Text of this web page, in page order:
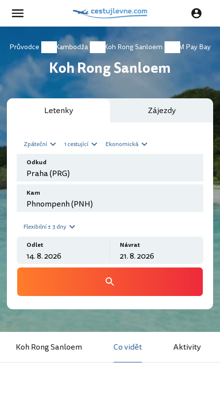
Průvodce Kambodža Koh Rong Sanloem M Pay Bay
Koh Rong Sanloem
Letenky Zájezdy
Zpáteční 1 cestující Ekonomická
Odkud
Kam
Flexibilní ± 3 dny
Odlet Návrat
Koh Rong Sanloem Co vidět Aktivity